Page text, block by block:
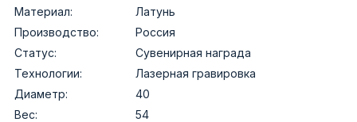
Материал:
Латунь
Производство:
Россия
Статус:
Сувенирная награда
Технологии:
Лазерная гравировка
Диаметр:
40
Вес:
54